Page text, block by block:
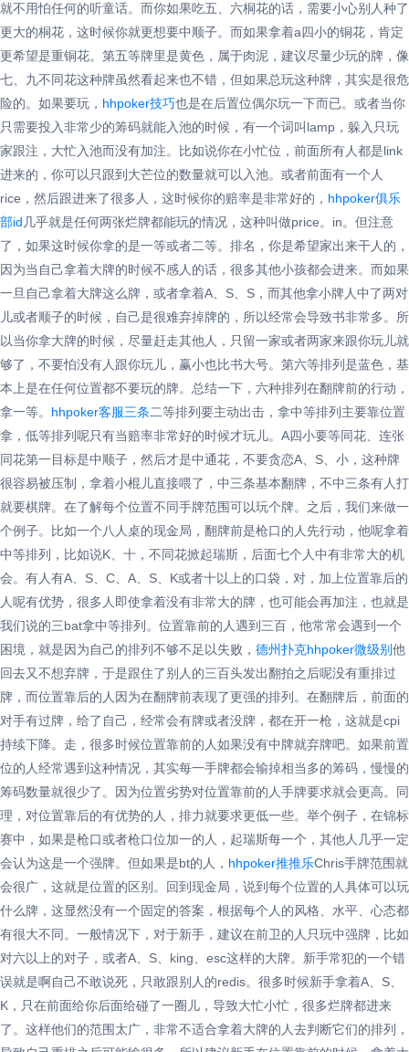
就不用怕任何的听童话。而你如果吃五、六桐花的话，需要小心别人种了
更大的桐花，这时候你就更想要中顺子。而如果拿着a四小的铜花，肯定
更希望是重铜花。第五等牌里是黄色，属于肉泥，建议尽量少玩的牌，像
七、九不同花这种牌虽然看起来也不错，但如果总玩这种牌，其实是很危
险的。如果要玩， hhpoker技巧也是在后置位偶尔玩一下而已。或者当你
只需要投入非常少的筹码就能入池的时候，有一个词叫lamp，躲入只玩
家跟注，大忙入池而没有加注。比如说你在小忙位，前面所有人都是link
进来的，你可以只跟到大芒位的数量就可以入池。或者前面有一个人
rice，然后跟进来了很多人，这时候你的赔率是非常好的， hhpoker俱乐
部id 几乎就是任何两张烂牌都能玩的情况，这种叫做price。in。但注意
了，如果这时候你拿的是一等或者二等。排名，你是希望家出来干人的，
因为当自己拿着大牌的时候不感人的话，很多其他小孩都会进来。而如果
一旦自己拿着大牌这么牌，或者拿着A、S、S，而其他拿小牌人中了两对
儿或者顺子的时候，自己是很难弃掉牌的，所以经常会导致书非常多。所
以当你拿大牌的时候，尽量赶走其他人，只留一家或者两家来跟你玩儿就
够了，不要怕没有人跟你玩儿，赢小也比书大号。第六等排列是蓝色，基
本上是在任何位置都不要玩的牌。总结一下，六种排列在翻牌前的行动，
拿一等。 hhpoker客服三条二等排列要主动出击，拿中等排列主要靠位置
拿，低等排列呢只有当赔率非常好的时候才玩儿。A四小要等同花、连张
同花第一目标是中顺子，然后才是中通花，不要贪恋A、S、小，这种牌
很容易被压制，拿着小棍儿直接喂了，中三条基本翻牌，不中三条有人打
就要棋牌。在了解每个位置不同手牌范围可以玩个牌。之后，我们来做一
个例子。比如一个八人桌的现金局，翻牌前是枪口的人先行动，他呢拿着
中等排列，比如说K、十，不同花掀起瑞斯，后面七个人中有非常大的机
会。有人有A、S、C、A、S、K或者十以上的口袋，对，加上位置靠后的
人呢有优势，很多人即使拿着没有非常大的牌，也可能会再加注，也就是
我们说的三bat拿中等排列。位置靠前的人遇到三百，他常常会遇到一个
困境，就是因为自己的排列不够不足以失败， 德州扑克hhpoker微级别他
回去又不想弃牌，于是跟住了别人的三百头发出翻拍之后呢没有重排过
牌，而位置靠后的人因为在翻牌前表现了更强的排列。在翻牌后，前面的
对手有过牌，给了自己，经常会有牌或者没牌，都在开一枪，这就是cpi
持续下降。走，很多时候位置靠前的人如果没有中牌就弃牌吧。如果前置
位的人经常遇到这种情况，其实每一手牌都会输掉相当多的筹码，慢慢的
筹码数量就很少了。因为位置劣势对位置靠前的人手牌要求就会更高。同
理，对位置靠后的有优势的人，排力就要求更低一些。举个例子，在锦标
赛中，如果是枪口或者枪口位加一的人，起瑞斯每一个，其他人几乎一定
会认为这是一个强牌。但如果是bt的人， hhpoker推推乐Chris手牌范围就
会很广，这就是位置的区别。回到现金局，说到每个位置的人具体可以玩
什么牌，这显然没有一个固定的答案，根据每个人的风格、水平、心态都
有很大不同。一般情况下，对于新手，建议在前卫的人只玩中强牌，比如
对六以上的对子，或者A、S、king、esc这样的大牌。新手常犯的一个错
误就是啊自己不敢说死，只敢跟别人的redis。很多时候新手拿着A、S、
K，只在前面给你后面给碰了一圈儿，导致大忙小忙，很多烂牌都进来
了。这样他们的范围太广，非常不适合拿着大牌的人去判断它们的排列，